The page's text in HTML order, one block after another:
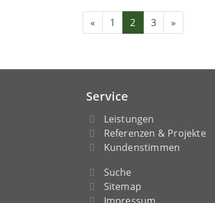
« 1 2 3 »
Service
Leistungen
Referenzen & Projekte
Kundenstimmen
Suche
Sitemap